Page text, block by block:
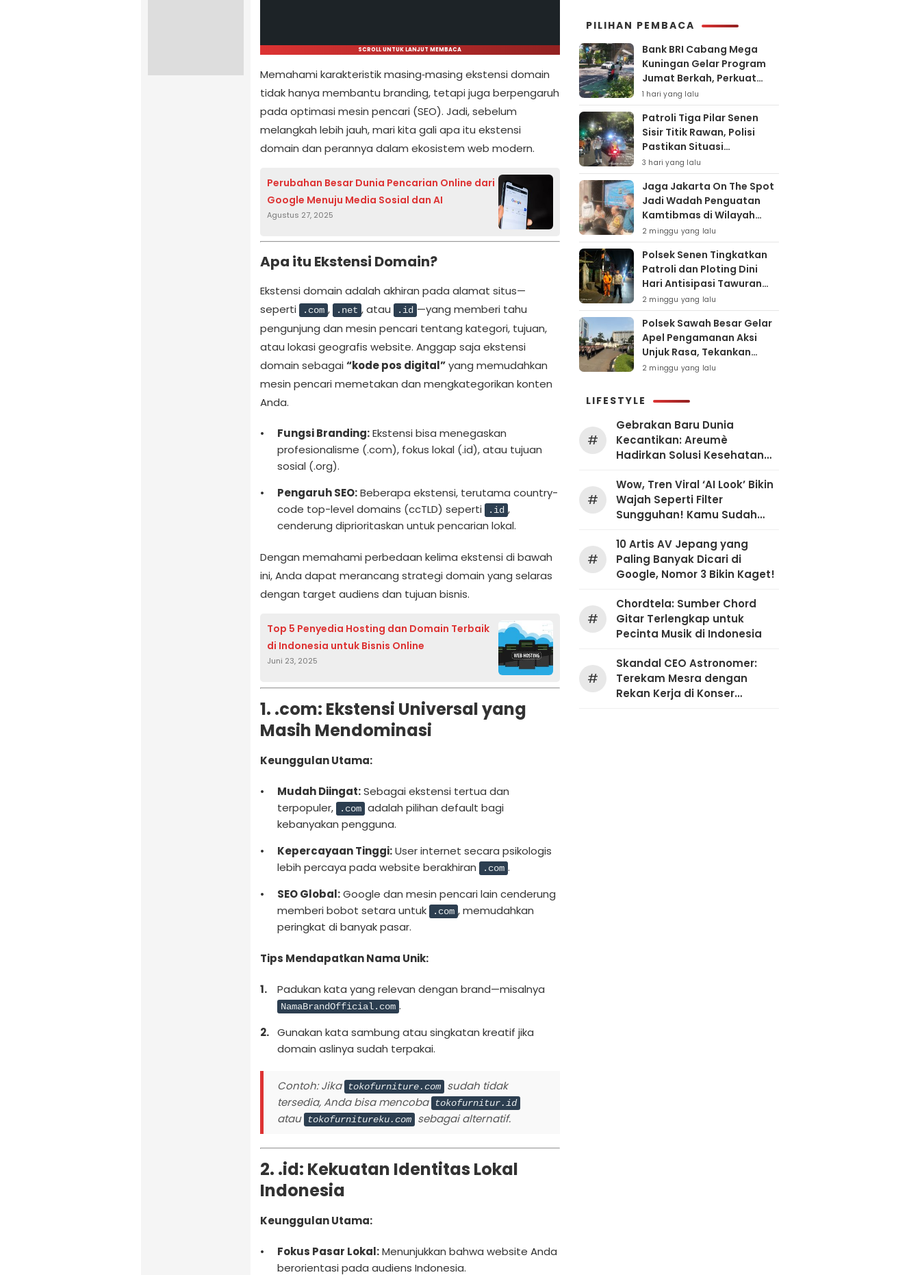
SCROLL UNTUK LANJUT MEMBACA
Memahami karakteristik masing‑masing ekstensi domain
tidak hanya membantu branding, tetapi juga berpengaruh
pada optimasi mesin pencari (SEO). Jadi, sebelum
melangkah lebih jauh, mari kita gali apa itu ekstensi
domain dan perannya dalam ekosistem web modern.
Perubahan Besar Dunia Pencarian Online dari
Google Menuju Media Sosial dan AI
Agustus 27, 2025
Apa itu Ekstensi Domain?
Ekstensi domain adalah akhiran pada alamat situs—
seperti
.com , .net , atau .id —yang memberi tahu
pengunjung dan mesin pencari tentang kategori, tujuan,
atau lokasi geografis website. Anggap saja ekstensi
domain sebagai “kode pos digital”yang memudahkan
mesin pencari memetakan dan mengkategorikan konten
Anda.
Fungsi Branding:Ekstensi bisa menegaskan
profesionalisme (.com), fokus lokal (.id), atau tujuan
sosial (.org).
Pengaruh SEO:Beberapa ekstensi, terutama country-
code top-level domains (ccTLD) seperti
.id ,
cenderung diprioritaskan untuk pencarian lokal.
Dengan memahami perbedaan kelima ekstensi di bawah
ini, Anda dapat merancang strategi domain yang selaras
dengan target audiens dan tujuan bisnis.
Top 5 Penyedia Hosting dan Domain Terbaik
di Indonesia untuk Bisnis Online
Juni 23, 2025
1. .com: Ekstensi Universal yang
Masih Mendominasi
Keunggulan Utama:
Mudah Diingat:Sebagai ekstensi tertua dan
terpopuler,
.com adalah pilihan default bagi
kebanyakan pengguna.
Kepercayaan Tinggi:User internet secara psikologis
lebih percaya pada website berakhiran
.com .
SEO Global:Google dan mesin pencari lain cenderung
memberi bobot setara untuk
.com , memudahkan
peringkat di banyak pasar.
Tips Mendapatkan Nama Unik:
Padukan kata yang relevan dengan brand—misalnya
NamaBrandOfficial.com .
Gunakan kata sambung atau singkatan kreatif jika
domain aslinya sudah terpakai.
Contoh:Jika tokofurniture.com
sudah tidak
tersedia, Anda bisa mencoba
tokofurnitur.id
atau tokofurnitureku.com sebagai alternatif.
2. .id: Kekuatan Identitas Lokal
Indonesia
Keunggulan Utama:
Fokus Pasar Lokal:Menunjukkan bahwa website Anda
berorientasi pada audiens Indonesia.
PILIHAN PEMBACA
Bank BRI Cabang Mega
Kuningan Gelar Program
Jumat Berkah, Perkuat
Komitmen untuk Saling
Berbagai
1 hari yang lalu
Patroli Tiga Pilar Senen
Sisir Titik Rawan, Polisi
Pastikan Situasi
Kamtibmas Kondusif
3 hari yang lalu
Jaga Jakarta On The Spot
Jadi Wadah Penguatan
Kamtibmas di Wilayah
Kampung Bali
2 minggu yang lalu
Polsek Senen Tingkatkan
Patroli dan Ploting Dini
Hari Antisipasi Tawuran
serta Gangguan
Kamtibmas
2 minggu yang lalu
Polsek Sawah Besar Gelar
Apel Pengamanan Aksi
Unjuk Rasa, Tekankan
Pelayanan Humanis dan
2 minggu yang lalu
LIFESTYLE
#
Gebrakan Baru Dunia
Kecantikan: Areumè
Hadirkan Solusi Kesehatan
#
Wow, Tren Viral ‘AI Look’ Bikin
Wajah Seperti Filter
Sungguhan! Kamu Sudah
#
10 Artis AV Jepang yang
Paling Banyak Dicari di
Google, Nomor 3 Bikin Kaget!
#
Chordtela: Sumber Chord
Gitar Terlengkap untuk
Pecinta Musik di Indonesia
#
Skandal CEO Astronomer:
Terekam Mesra dengan
Rekan Kerja di Konser